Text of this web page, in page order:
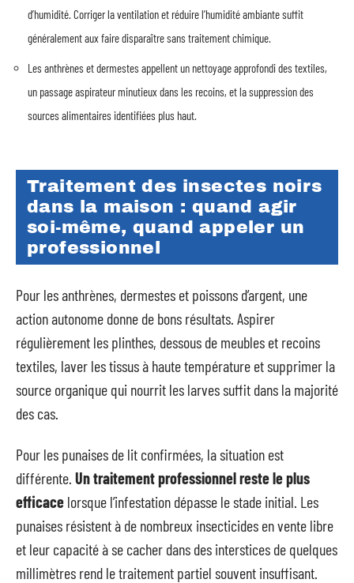
d’humidité. Corriger la ventilation et réduire l’humidité ambiante suffit
généralement aux faire disparaître sans traitement chimique.
Les anthrènes et dermestes appellent un nettoyage approfondi des textiles,
un passage aspirateur minutieux dans les recoins, et la suppression des
sources alimentaires identifiées plus haut.
Traitement des insectes noirs
dans la maison : quand agir
soi-même, quand appeler un
professionnel
Pour les anthrènes, dermestes et poissons d’argent, une
action autonome donne de bons résultats. Aspirer
régulièrement les plinthes, dessous de meubles et recoins
textiles, laver les tissus à haute température et supprimer la
source organique qui nourrit les larves suffit dans la majorité
des cas.
Pour les punaises de lit confirmées, la situation est
différente. Un traitement professionnel reste le plus
efficace lorsque l’infestation dépasse le stade initial. Les
punaises résistent à de nombreux insecticides en vente libre
et leur capacité à se cacher dans des interstices de quelques
millimètres rend le traitement partiel souvent insuffisant.